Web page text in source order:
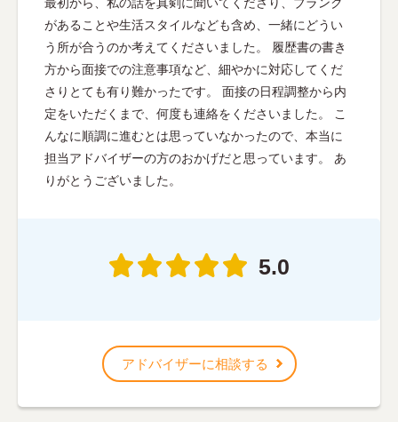
があることや生活スタイルなども含め、一緒にどうい
う所が合うのか考えてくださいました。 履歴書の書き
方から面接での注意事項など、細やかに対応してくだ
さりとても有り難かったです。 面接の日程調整から内
定をいただくまで、何度も連絡をくださいました。 こ
んなに順調に進むとは思っていなかったので、本当に
担当アドバイザーの方のおかげだと思っています。 あ
りがとうございました。
5.0
アドバイザーに相談する